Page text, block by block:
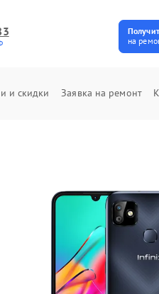
на
и скидки Заявка на ремонт